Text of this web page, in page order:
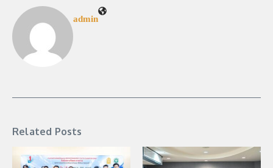
admin
Related Posts